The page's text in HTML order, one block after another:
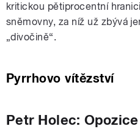
kritickou pětiprocentní
sněmovny, za níž už zbývá
„divočině“.
Pyrrhovo vítězství
Petr Holec: